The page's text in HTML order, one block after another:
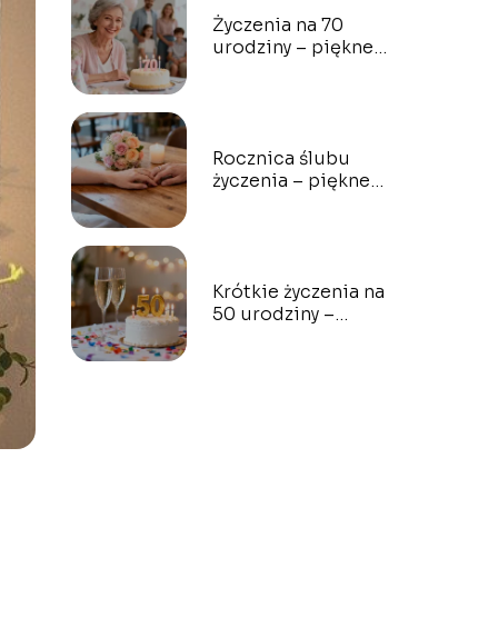
Życzenia na 70
urodziny – piękne,
Rocznica ślubu
życzenia – piękne
Krótkie życzenia na
50 urodziny –